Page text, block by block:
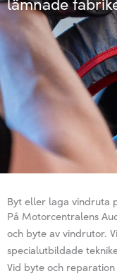
Byt eller laga vindruta
På Motorcentralens
och byte av vindrutor.
specialutbildade
Vid byte och